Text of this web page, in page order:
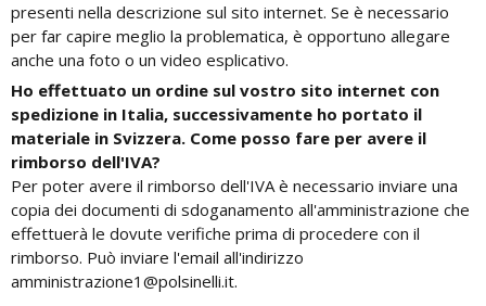
presenti nella descrizione sul sito internet. Se è necessario
per far capire meglio la problematica, è opportuno allegare
anche una foto o un video esplicativo.
Ho effettuato un ordine sul vostro sito internet con
spedizione in Italia, successivamente ho portato il
materiale in Svizzera. Come posso fare per avere il
rimborso dell'IVA?
Per poter avere il rimborso dell'IVA è necessario inviare una
copia dei documenti di sdoganamento all'amministrazione che
effettuerà le dovute verifiche prima di procedere con il
rimborso. Può inviare l'email all'indirizzo
amministrazione1@polsinelli.it.